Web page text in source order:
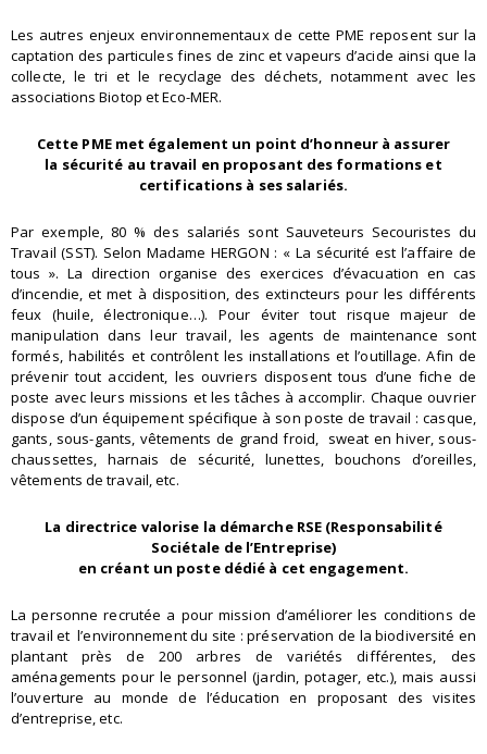
Les autres enjeux environnementaux de cette PME reposent sur la
captation des particules fines de zinc et vapeurs d’acide ainsi que la
collecte, le tri et le recyclage des déchets, notamment avec les
associations Biotop et Eco-MER.
Cette PME met également un point d’honneur à assurer
la sécurité au travail en proposant des formations et
certifications à ses salariés.
Par exemple, 80 % des salariés sont Sauveteurs Secouristes du
Travail (SST). Selon Madame HERGON : « La sécurité est l’affaire de
tous ». La direction organise des exercices d’évacuation en cas
d’incendie, et met à disposition, des extincteurs pour les différents
feux (huile, électronique…). Pour éviter tout risque majeur de
manipulation dans leur travail, les agents de maintenance sont
formés, habilités et contrôlent les installations et l’outillage. Afin de
prévenir tout accident, les ouvriers disposent tous d’une fiche de
poste avec leurs missions et les tâches à accomplir. Chaque ouvrier
dispose d’un équipement spécifique à son poste de travail : casque,
gants, sous-gants, vêtements de grand froid, sweat en hiver, sous-
chaussettes, harnais de sécurité, lunettes, bouchons d’oreilles,
vêtements de travail, etc.
La directrice valorise la démarche RSE (Responsabilité
Sociétale de l’Entreprise)
en créant un poste dédié à cet engagement.
La personne recrutée a pour mission d’améliorer les conditions de
travail et l’environnement du site : préservation de la biodiversité en
plantant près de 200 arbres de variétés différentes, des
aménagements pour le personnel (jardin, potager, etc.), mais aussi
l’ouverture au monde de l’éducation en proposant des visites
d’entreprise, etc.